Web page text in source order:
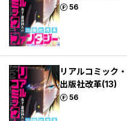
56
ポイント
リアルコミック
出版社改革(13)
56
ポイント